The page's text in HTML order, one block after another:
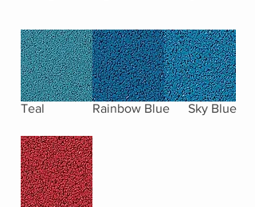
Teal Rainbow Blue Sky Blue